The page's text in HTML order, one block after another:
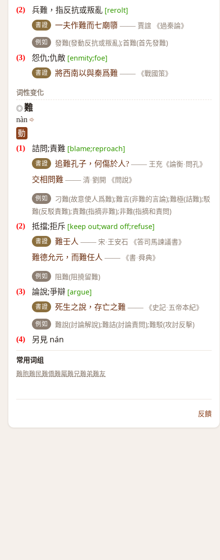
兵難，指反抗或叛亂 [rerolt]
書證 一夫作難而七廟隳 —— 賈誼 《過秦論》
例如 發難(發動反抗或叛亂);首難(首先發難)
怨仇;仇敵 [enmity;foe]
書證 將西南以與秦爲難 —— 《戰國策》
词性变化
◎ 難
nàn
動
詰問;責難 [blame;reproach]
書證 追難孔子，何傷於人? —— 王充《論衡·問孔》
交相問難 —— 清·劉開 《問說》
例如
刁難(故意使人爲難);難言(非難的言論);難極(詰難);駁
難(反駁責難);責難(指摘非難);非難(指摘和責問)
抵擋;拒斥 [keep out;ward off;refuse]
書證 難壬人 —— 宋·王安石 《答司馬諫議書》
難德允元，而難任人 —— 《書·舜典》
例如 阻難(阻撓留難)
論說;爭辯 [argue]
書證 死生之說，存亡之難 —— 《史記·五帝本紀》
例如 難說(討論解說);難詰(討論責問);難駁(攻討反擊)
另見 nán
常用词组
難胞難民難僑難屬難兄難弟難友
反饋